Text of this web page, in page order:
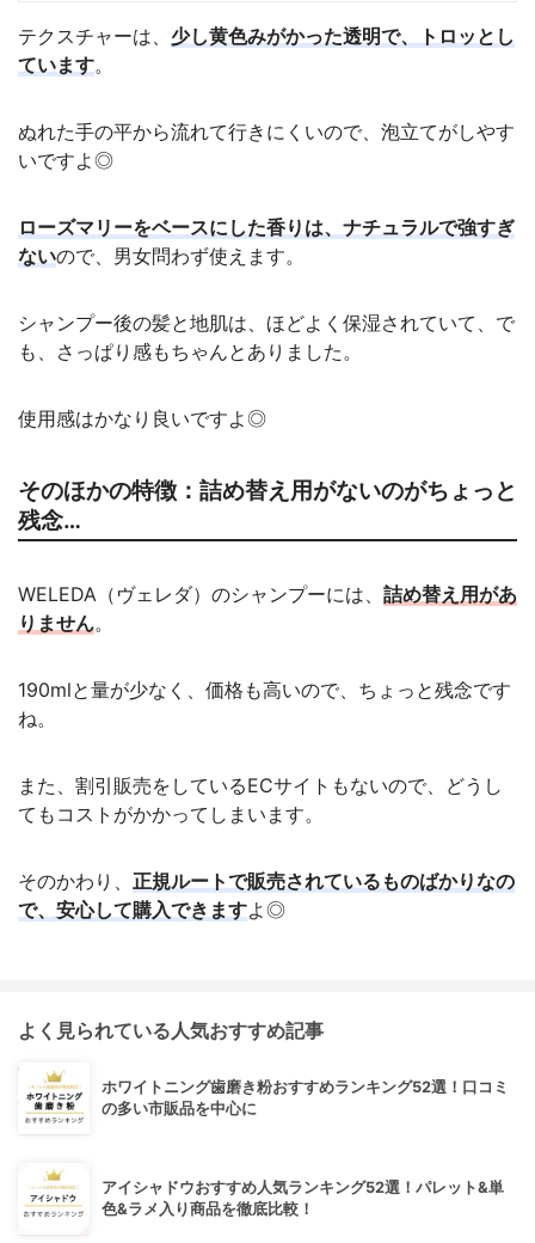
テクスチャーは、 少し黄色みがかった透明で、トロッとし
ています。
ぬれた手の平から流れて行きにくいので、泡立てがしやす
いですよ◎
ローズマリーをベースにした香りは、ナチュラルで強すぎ
ないので、男女問わず使えます。
シャンプー後の髪と地肌は、ほどよく保湿されていて、で
も、さっぱり感もちゃんとありました。
使用感はかなり良いですよ◎
そのほかの特徴：詰め替え用がないのがちょっと
残念…
WELEDA（ヴェレダ）のシャンプーには、 詰め替え用があ
りません。
190mlと量が少なく、価格も高いので、ちょっと残念です
ね。
また、割引販売をしているECサイトもないので、どうし
てもコストがかかってしまいます。
そのかわり、 正規ルートで販売されているものばかりなの
で、安心して購入できますよ◎
よく見られている人気おすすめ記事
ホワイトニング歯磨き粉おすすめランキング52選！口コミ
の多い市販品を中心に
アイシャドウおすすめ人気ランキング52選！パレット&単
色&ラメ入り商品を徹底比較！